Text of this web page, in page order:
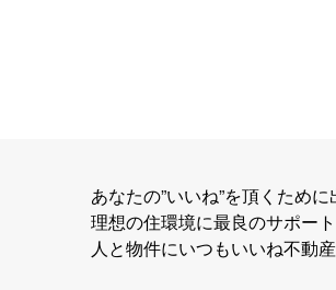
あなたの”いいね”を頂くため
理想の住環境に最良のサポー
人と物件にいつもいいね不動産